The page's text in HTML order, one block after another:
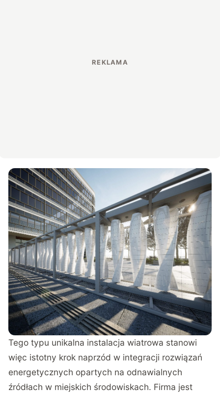
Tego typu unikalna instalacja wiatrowa stanowi
więc istotny krok naprzód w integracji rozwiązań
energetycznych opartych na odnawialnych
źródłach w miejskich środowiskach. Firma jest